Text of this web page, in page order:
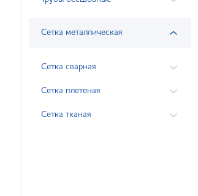
Сетка металлическая
Сетка сварная
Сетка плетеная
Сетка тканая